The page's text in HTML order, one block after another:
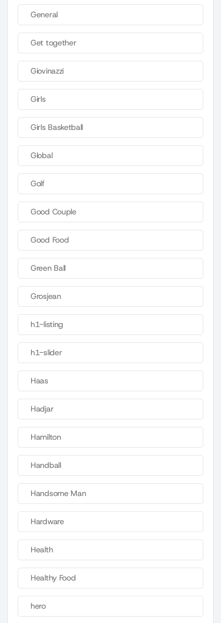
General
Get together
Giovinazzi
Girls
Girls Basketball
Global
Golf
Good Couple
Good Food
Green Ball
Grosjean
h1-listing
h1-slider
Haas
Hadjar
Hamilton
Handball
Handsome Man
Hardware
Health
Healthy Food
hero